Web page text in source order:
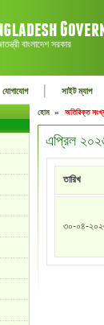
বাংলাদেশ সরকার
যোগাযোগ | সাইট ম্যাপ
হোম » অতিরিক্ত
এপ্রিল
তারিখ
৩০-০৪-